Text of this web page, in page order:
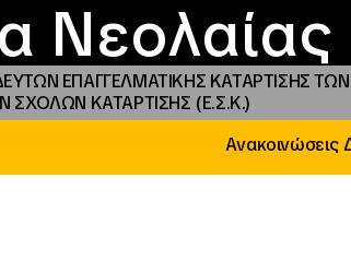
ΕΠΑΓΓΕΛΜΑΤΙΚΗΣ ΚΑΤΑΡΤΙΣΗΣ
ΣΧΟΛΩΝ ΚΑΤΑΡΤΙΣΗΣ (Ε.Σ.Κ.)
Ανακοινώσεις